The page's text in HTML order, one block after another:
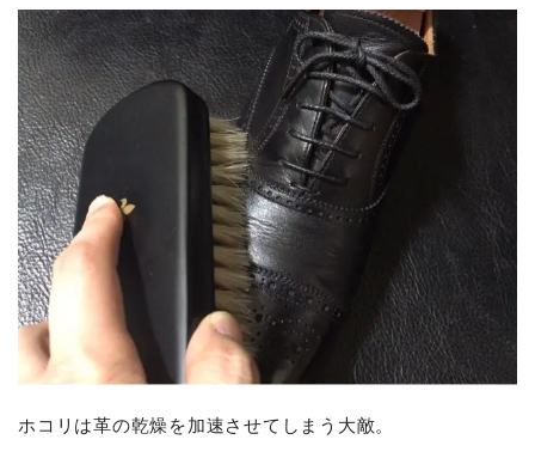
ホコリは革の乾燥を加速させてしまう大敵。